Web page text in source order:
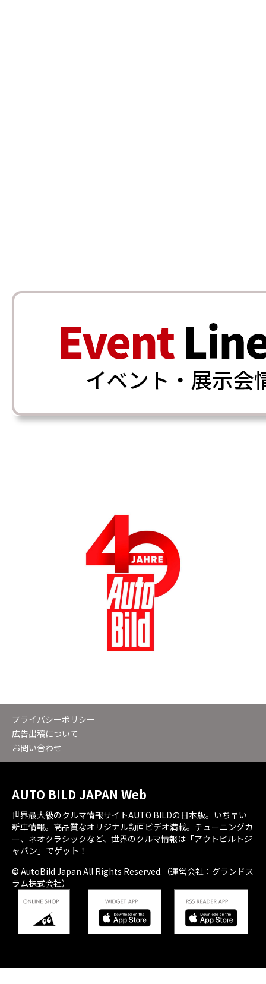
プライバシーポリシー
広告出稿について
お問い合わせ
AUTO BILD JAPAN Web
世界最大級のクルマ情報サイトAUTO BILDの日本版。いち早い
新車情報。高品質なオリジナル動画ビデオ満載。チューニングカ
ー、ネオクラシックなど、世界のクルマ情報は「アウトビルトジ
ャパン」でゲット！
© AutoBild Japan All Rights Reserved.（運営会社：グランドス
ラム株式会社）